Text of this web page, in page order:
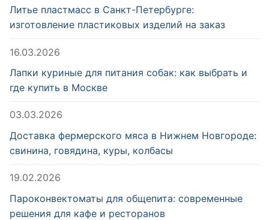
Литье пластмасс в Санкт-Петербурге:
изготовление пластиковых изделий на заказ
16.03.2026
Лапки куриные для питания собак: как выбрать и
где купить в Москве
03.03.2026
Доставка фермерского мяса в Нижнем Новгороде:
свинина, говядина, куры, колбасы
19.02.2026
Пароконвектоматы для общепита: современные
решения для кафе и ресторанов